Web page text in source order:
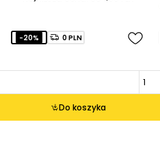
Do koszyka
-20% 0 PLN